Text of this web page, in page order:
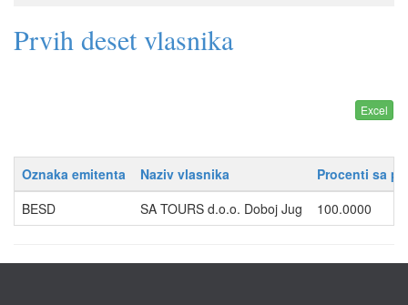
Prvih deset vlasnika
Oznaka emitenta Naziv vlasnika
Procenti sa
BESD
SA TOURS d.o.o. Doboj Jug 100.0000